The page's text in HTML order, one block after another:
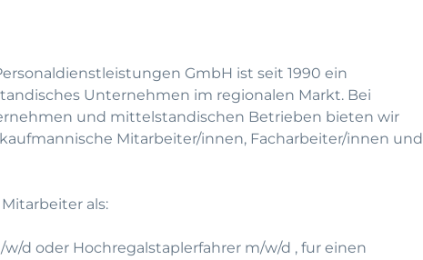
GmbH ist seit 1990 ein
Unternehmen im regionalen Markt. Bei
und mittelstandischen Betrieben bieten wir
Mitarbeiter/innen, Facharbeiter/innen und
als:
d oder Hochregalstaplerfahrer m/w/d , fur einen